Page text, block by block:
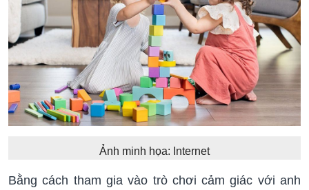
Ảnh minh họa: Internet
Bằng cách tham gia vào trò chơi cảm giác với anh